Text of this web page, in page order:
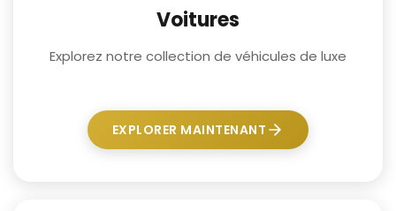
Voitures
Explorez notre collection de véhicules de luxe
EXPLORER MAINTENANT